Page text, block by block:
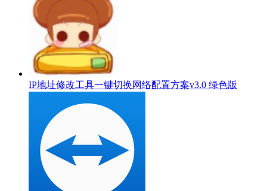
IP地址修改工具一键切换网络配置方案v3.0 绿色版